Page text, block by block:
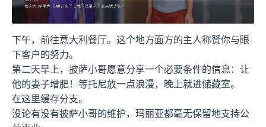
下午，前往意大利餐厅。这个地方面方的主人称赞你与眼
下客户的努力。
第二天早上，披萨小哥愿意分享一个必要条件的信息：让
他的妻子增肥！等托尼放一点浪漫，晚上就进储藏室。
在这里缓存分支。
没论有没有披萨小哥的维护，玛丽亚都毫无保留地支持公